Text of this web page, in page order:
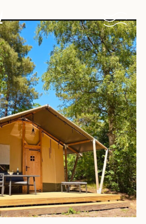
Naturisme
Communauté
Calendrier
Parcs
Ossendrecht
Le Perron